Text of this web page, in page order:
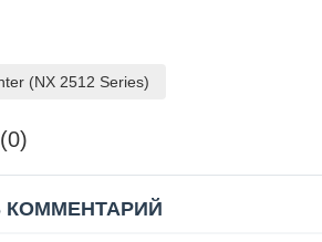
(NX 2512 Series)
КОММЕНТАРИЙ